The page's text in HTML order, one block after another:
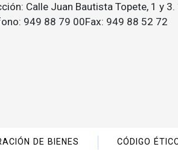
Calle Juan Bautista Topete, 1 y
949 88 79 00Fax: 949 88 52 72
DE BIENES CÓDIGO